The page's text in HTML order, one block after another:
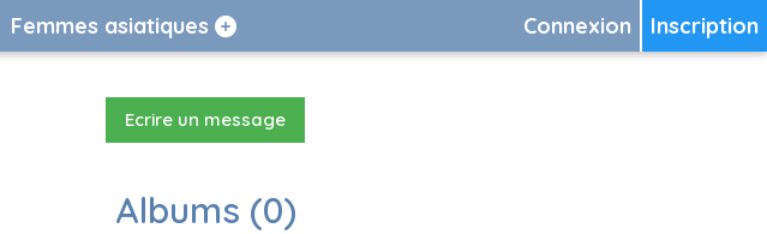
Inscription
Connexion
Femmes asiatiques
Ecrire un message
Albums (0)